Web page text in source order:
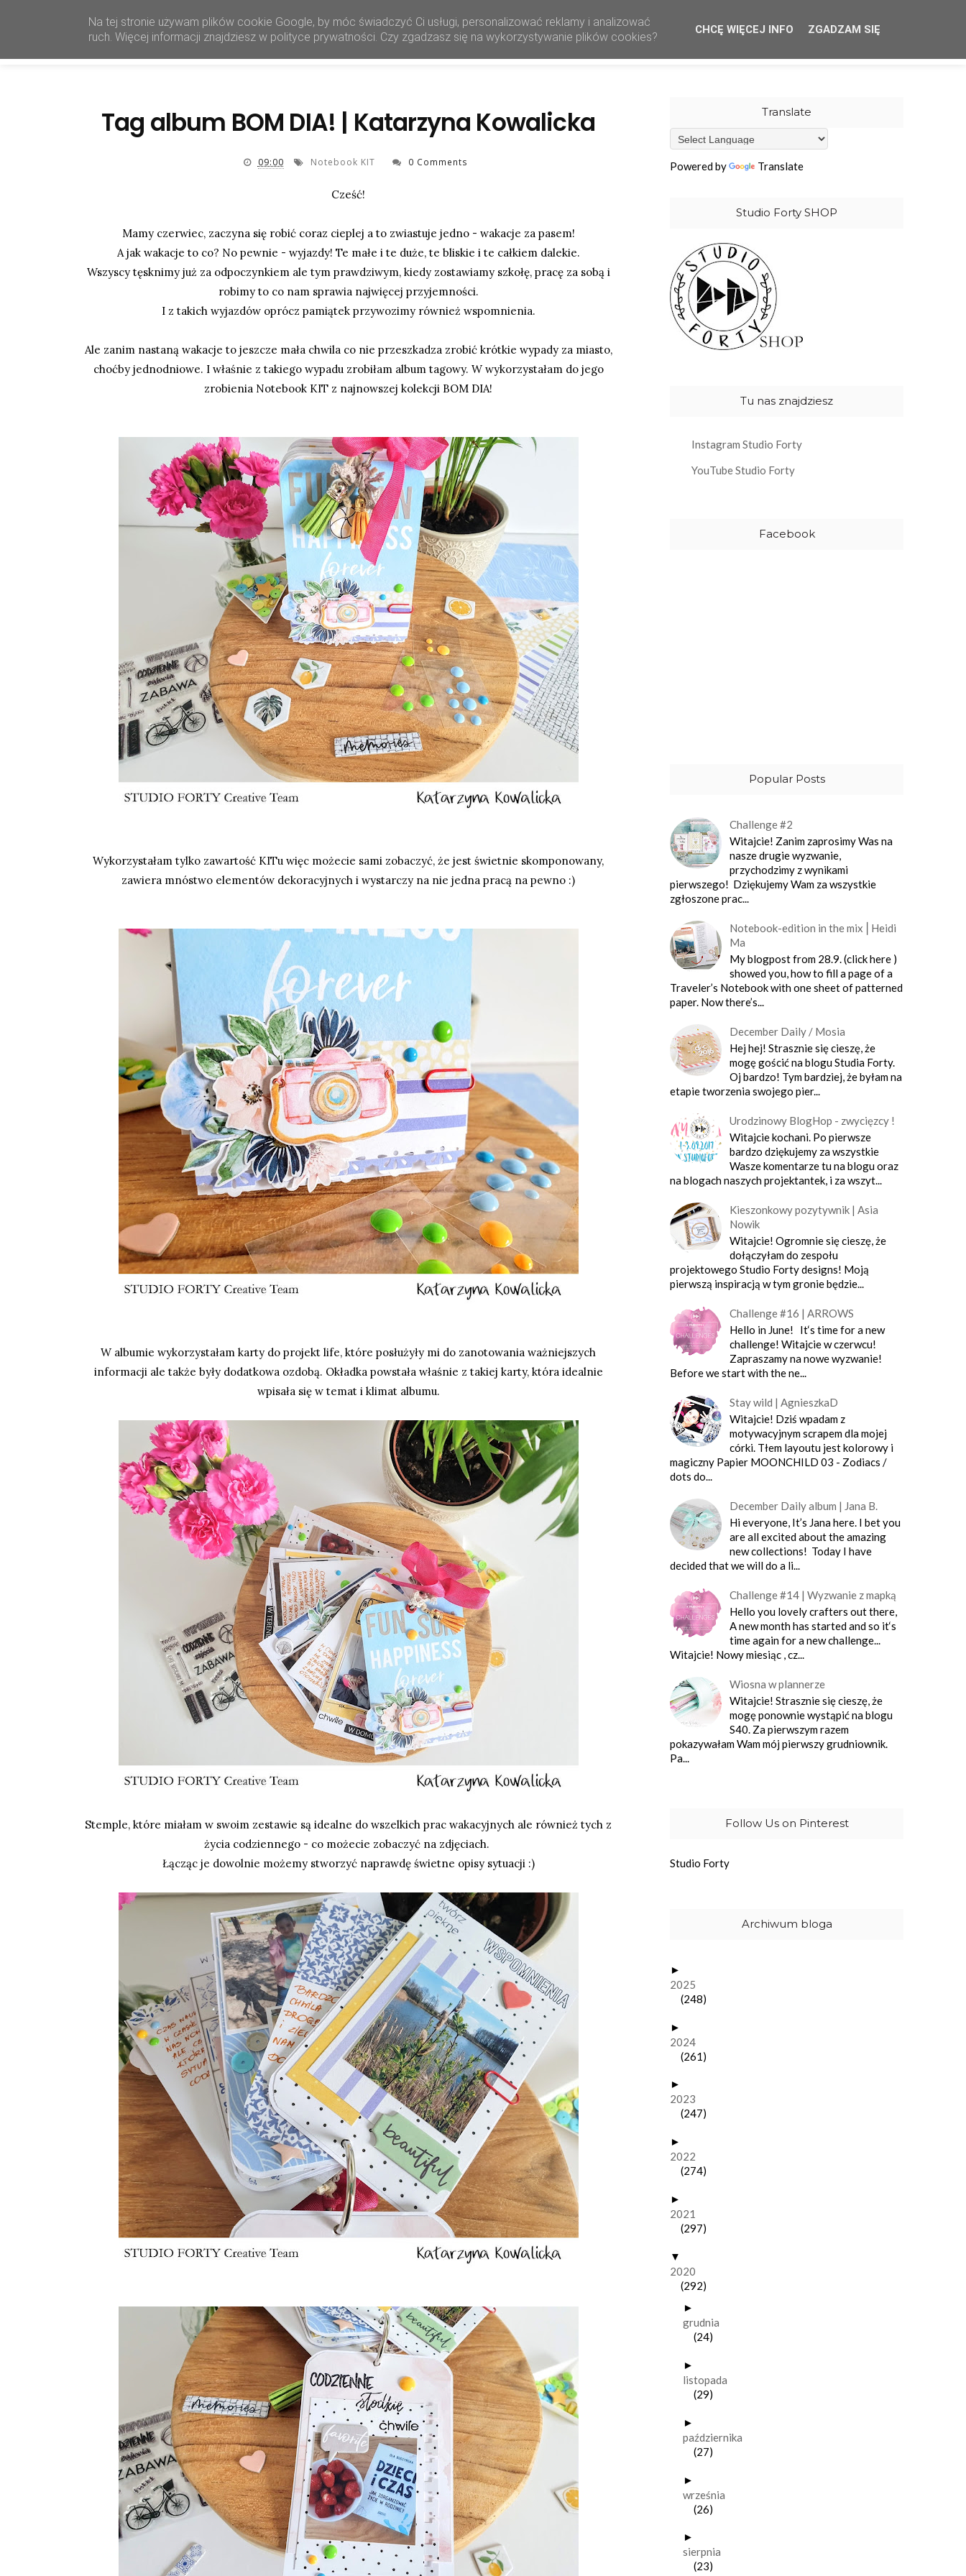
HOME SHOP CREATIVE TEAM WHOLESALE OUR STAMPS
Tag album BOM DIA! | Katarzyna Kowalicka
09:00 Notebook KIT 0 Comments
Cześć!
Mamy czerwiec, zaczyna się robić coraz cieplej a to zwiastuje jedno - wakacje za pasem!
A jak wakacje to co? No pewnie - wyjazdy! Te małe i te duże, te bliskie i te całkiem dalekie.
Wszyscy tęsknimy już za odpoczynkiem ale tym prawdziwym, kiedy zostawiamy szkołę, pracę za sobą i
robimy to co nam sprawia najwięcej przyjemności.
I z takich wyjazdów oprócz pamiątek przywozimy również wspomnienia.
Ale zanim nastaną wakacje to jeszcze mała chwila co nie przeszkadza zrobić krótkie wypady za miasto,
choćby jednodniowe. I właśnie z takiego wypadu zrobiłam album tagowy. W wykorzystałam do jego
zrobienia Notebook KIT z najnowszej kolekcji BOM DIA!
Wykorzystałam tylko zawartość KITu więc możecie sami zobaczyć, że jest świetnie skomponowany,
zawiera mnóstwo elementów dekoracyjnych i wystarczy na nie jedna pracą na pewno :)
W albumie wykorzystałam karty do projekt life, które posłużyły mi do zanotowania ważniejszych
informacji ale także były dodatkowa ozdobą. Okładka powstała właśnie z takiej karty, która idealnie
wpisała się w temat i klimat albumu.
Stemple, które miałam w swoim zestawie są idealne do wszelkich prac wakacyjnych ale również tych z
życia codziennego - co możecie zobaczyć na zdjęciach.
Łącząc je dowolnie możemy stworzyć naprawdę świetne opisy sytuacji :)
Translate
Powered by Translate
Studio Forty SHOP
Tu nas znajdziesz
Instagram Studio Forty
YouTube Studio Forty
Facebook
Popular Posts
Challenge #2
Witajcie! Zanim zaprosimy Was na
nasze drugie wyzwanie,
przychodzimy z wynikami
pierwszego! Dziękujemy Wam za wszystkie
zgłoszone prac...
Notebook-edition in the mix⎪Heidi
Ma
My blogpost from 28.9. (click here )
showed you, how to fill a page of a
Traveler’s Notebook with one sheet of patterned
paper. Now there’s...
December Daily / Mosia
Hej hej! Strasznie się cieszę, że
mogę gościć na blogu Studia Forty.
Oj bardzo! Tym bardziej, że byłam na
etapie tworzenia swojego pier...
Urodzinowy BlogHop - zwycięzcy !
Witajcie kochani. Po pierwsze
bardzo dziękujemy za wszystkie
Wasze komentarze tu na blogu oraz
na blogach naszych projektantek, i za wszyt...
Kieszonkowy pozytywnik | Asia
Nowik
Witajcie! Ogromnie się cieszę, że
dołączyłam do zespołu
projektowego Studio Forty designs! Moją
pierwszą inspiracją w tym gronie będzie...
Challenge #16 | ARROWS
Hello in June! It‘s time for a new
challenge! Witajcie w czerwcu!
Zapraszamy na nowe wyzwanie!
Before we start with the ne...
Stay wild | AgnieszkaD
Witajcie! Dziś wpadam z
motywacyjnym scrapem dla mojej
córki. Tłem layoutu jest kolorowy i
magiczny Papier MOONCHILD 03 - Zodiacs /
dots do...
December Daily album | Jana B.
Hi everyone, It’s Jana here. I bet you
are all excited about the amazing
new collections! Today I have
decided that we will do a li...
Challenge #14 | Wyzwanie z mapką
Hello you lovely crafters out there,
A new month has started and so it‘s
time again for a new challenge...
Witajcie! Nowy miesiąc , cz...
Wiosna w plannerze
Witajcie! Strasznie się cieszę, że
mogę ponownie wystąpić na blogu
S40. Za pierwszym razem
pokazywałam Wam mój pierwszy grudniownik.
Pa...
Follow Us on Pinterest
Studio Forty
Archiwum bloga
►
2025
(248)
►
2024
(261)
►
2023
(247)
►
2022
(274)
►
2021
(297)
▼
2020
(292)
►
grudnia
(24)
►
listopada
(29)
►
października
(27)
►
września
(26)
►
sierpnia
(23)
Na tej stronie używam plików cookie Google, by móc świadczyć Ci usługi, personalizować reklamy i analizować
ruch. Więcej informacji znajdziesz w polityce prywatności. Czy zgadzasz się na wykorzystywanie plików cookies?
CHCĘ WIĘCEJ INFO ZGADZAM SIĘ